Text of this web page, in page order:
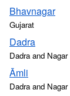
Bhavnagar
Gujarat
Dadra
Dadra and
Āmli
Dadra and